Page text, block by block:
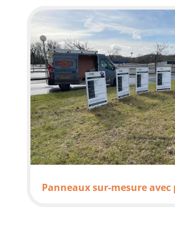
Panneaux sur-mesure avec